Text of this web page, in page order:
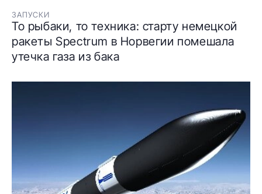
ЗАПУСКИ
То рыбаки, то техника: старту немецкой
ракеты Spectrum в Норвегии помешала
утечка газа из бака